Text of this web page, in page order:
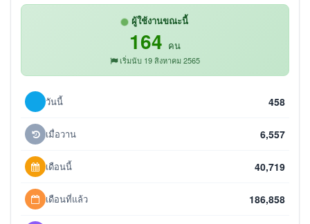
ผู้ใช้งานขณะนี้
164 คน
เริ่มนับ 19 สิงหาคม 2565
วันนี้ 458
เมื่อวาน 6,557
เดือนนี้ 40,719
เดือนที่แล้ว 186,858